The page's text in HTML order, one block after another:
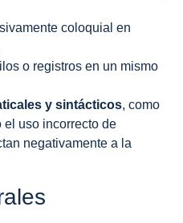
coloquial en
o registros en un mismo
y sintácticos, como
el uso incorrecto de
negativamente a la